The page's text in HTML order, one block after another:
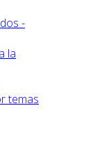
-
la
temas